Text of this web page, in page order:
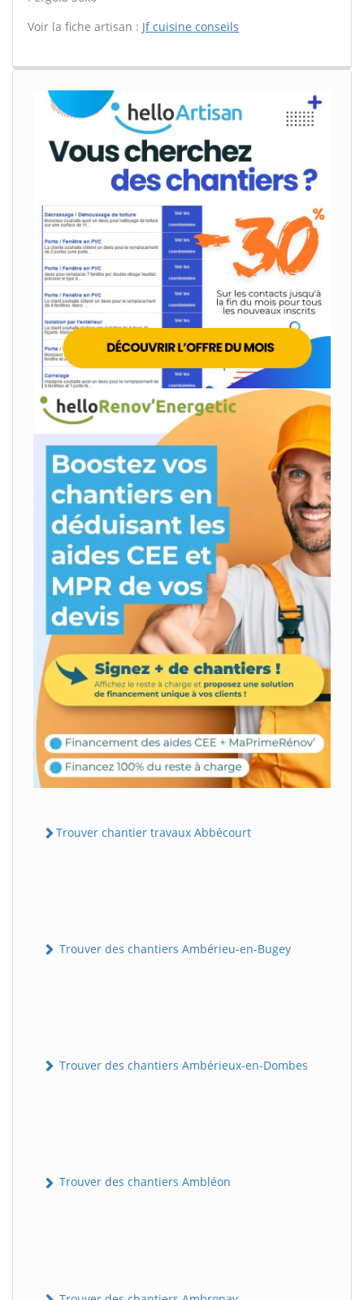
Voir la fiche artisan : Jf cuisine conseils
Trouver chantier travaux Abbécourt
Trouver des chantiers Ambérieu-en-Bugey
Trouver des chantiers Ambérieux-en-Dombes
Trouver des chantiers Ambléon